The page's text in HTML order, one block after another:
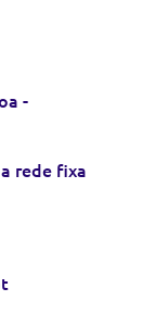
-
rede fixa